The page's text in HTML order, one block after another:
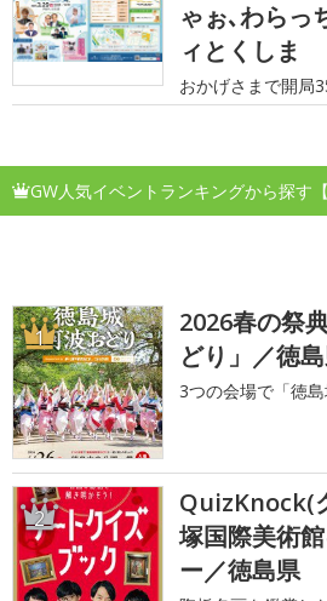
ゃぉ､わらっ
ィとくしま
おかげさまで開局
GW人気イベントランキングから探す【
1
2026春の祭
どり」／徳
3つの会場で「徳
2
QuizKnock(
塚国際美術
ー／徳島県